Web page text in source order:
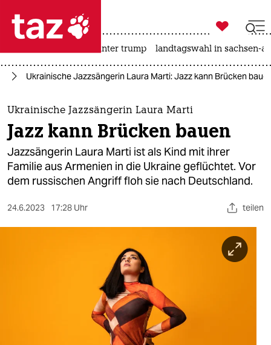
 taz zahl ich
taz zahl ich
themen
politik
öko

taz zahl ich
usa unter trump landtagswahl in sachsen-
Ukrainische Jazzsängerin Laura Marti: Jazz kann Brücken
Ukrainische Jazzsängerin Laura Marti
Jazz kann Brücken bauen
Jazzsängerin Laura Marti ist als Kind mit ihrer
Familie aus Armenien in die Ukraine geflüchtet. Vor
dem russischen Angriff floh sie nach Deutschland.
24.6.2023 17:28 Uhr teilen